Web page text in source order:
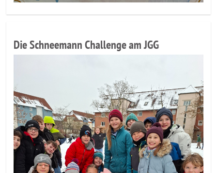
Die Schneemann Challenge am JGG